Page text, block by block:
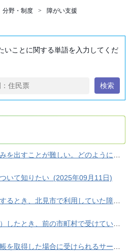
分野・制度
障がい支援
いことに関する単語を入力してくだ
検索
難しい。どのように出せばよいか。 (2025年09月19日)
いて知りたい (2025年09月11日)
ていた障害福祉サービスが利用できるか知りたい (2025年09月11日)
受けていた障害福祉サービスが利用できるか知りたい (2025年09月11日)
けられるサービスや、割引について知りたい (2025年09月11日)